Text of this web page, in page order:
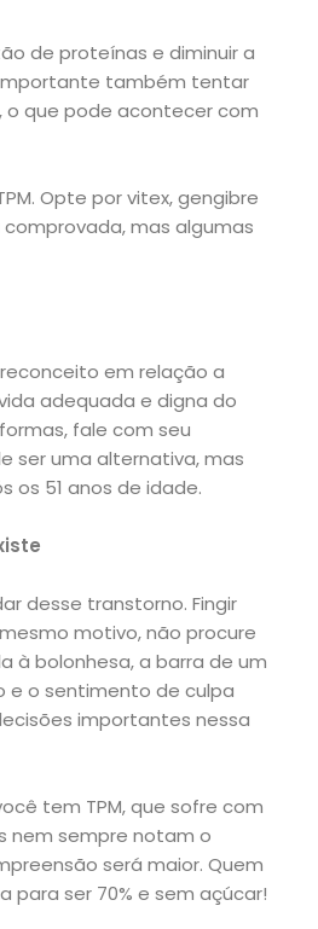
de proteínas e diminuir a
importante também tentar
o que pode acontecer com
Opte por vitex, gengibre
mas algumas
em relação a
adequada e digna do
fale com seu
ser uma alternativa, mas
os 51 anos de idade.
desse transtorno. Fingir
motivo, não procure
à bolonhesa, a barra de um
e o sentimento de culpa
importantes nessa
tem TPM, que sofre com
nem sempre notam o
será maior. Quem
ser 70% e sem açúcar!